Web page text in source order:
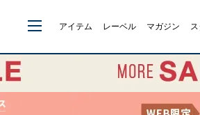
アイテム レーベル マガジン